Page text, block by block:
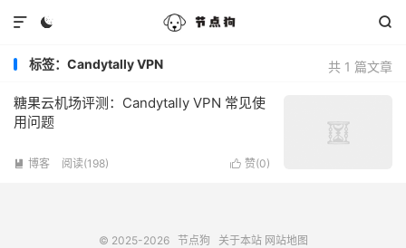
 

共 1 篇文章
标签：Candytally VPN
糖果云机场评测：Candytally VPN 常见使
用问题
 赞(0)
 博客 阅读(198)
© 2025-2026 节点狗 关于本站 网站地图